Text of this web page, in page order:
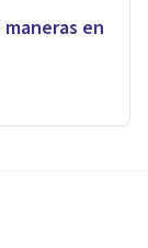
en